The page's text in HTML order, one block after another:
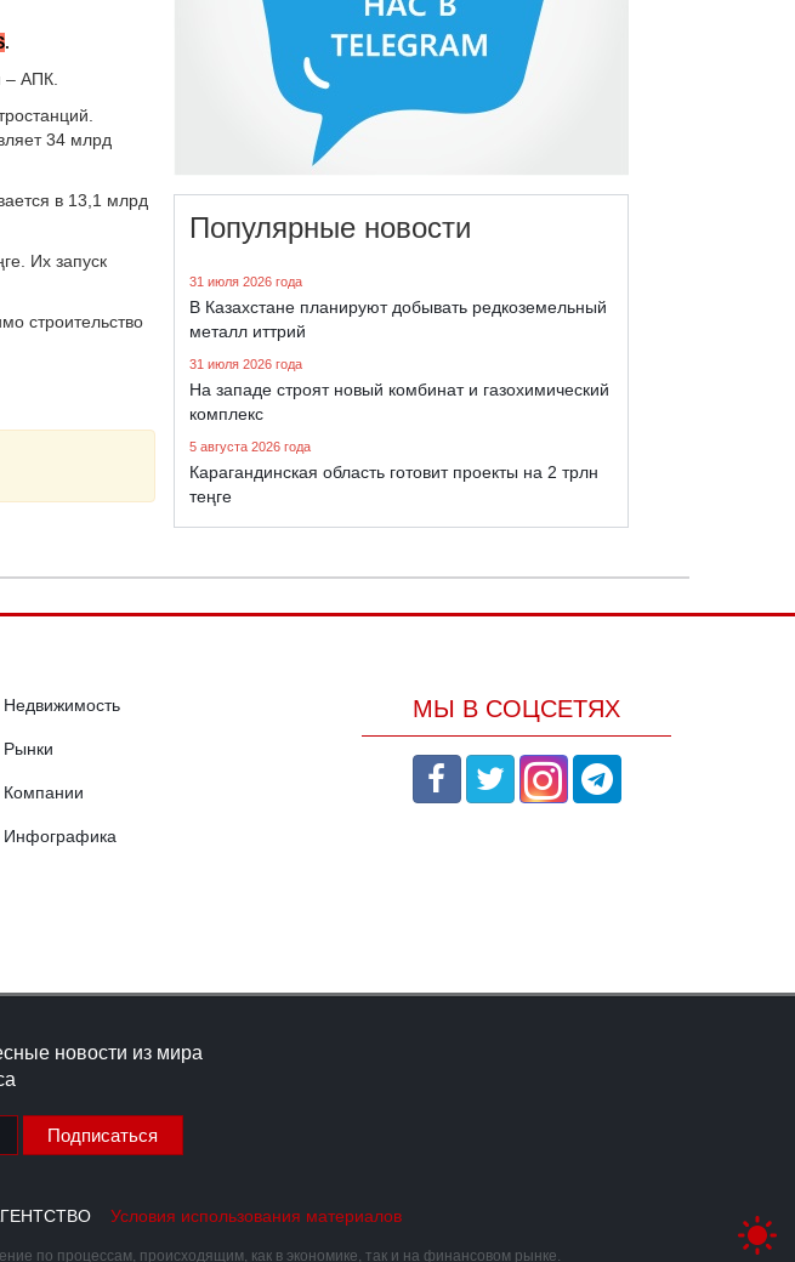
.
– АПК.
34 млрд
в 13,1 млрд
Их запуск
строительство
Популярные новости
31 июля 2026 года
В Казахстане планируют добывать редкоземельный
металл иттрий
31 июля 2026 года
На западе строят новый комбинат и газохимический
комплекс
5 августа 2026 года
Карагандинская область готовит проекты на 2 трлн
теңге
Недвижимость
Рынки
Компании
Инфографика
МЫ В СОЦСЕТЯХ
новости из мира
Подписаться
Условия использования материалов
по процессам, происходящим, как в экономике, так и на финансовом рынке.